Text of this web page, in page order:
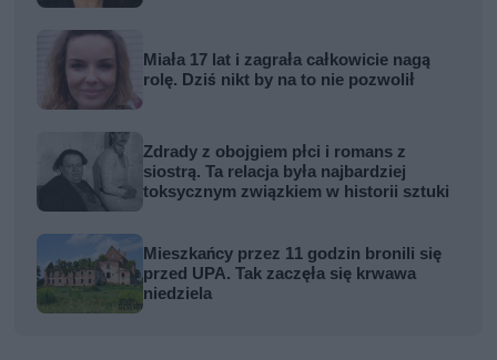
Miała 17 lat i zagrała całkowicie nagą
rolę. Dziś nikt by na to nie pozwolił
Zdrady z obojgiem płci i romans z
siostrą. Ta relacja była najbardziej
toksycznym związkiem w historii sztuki
Mieszkańcy przez 11 godzin bronili się
przed UPA. Tak zaczęła się krwawa
niedziela